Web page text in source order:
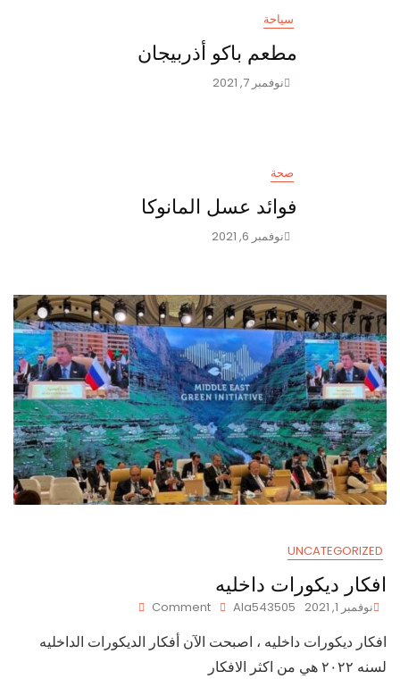
سياحة
مطعم باكو أذربيجان
نوفمبر 7, 2021
صحة
فوائد عسل المانوكا
نوفمبر 6, 2021
UNCATEGORIZED
افكار ديكورات داخليه
نوفمبر 1, 2021 Ala543505
Comment
ديكورات
افكار ديكورات داخليه ، اصبحت الآن أفكار الديكورات الداخليه
لسنه ٢٠٢٢ هي من اكثر الافكار